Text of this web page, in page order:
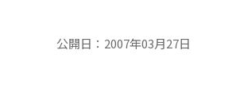
公開日： 2007年03月27日